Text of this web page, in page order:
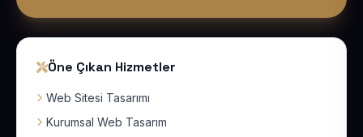
Öne Çıkan Hizmetler
Web Sitesi Tasarımı
Kurumsal Web Tasarım